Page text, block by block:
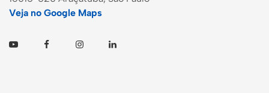
Veja no Google Maps
Youtube FacebookInstagramLinkedin